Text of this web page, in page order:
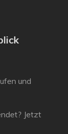
und
Jetzt